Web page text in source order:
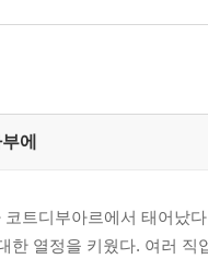
에
코트디부아르에서 태어났
한 열정을 키웠다. 여러